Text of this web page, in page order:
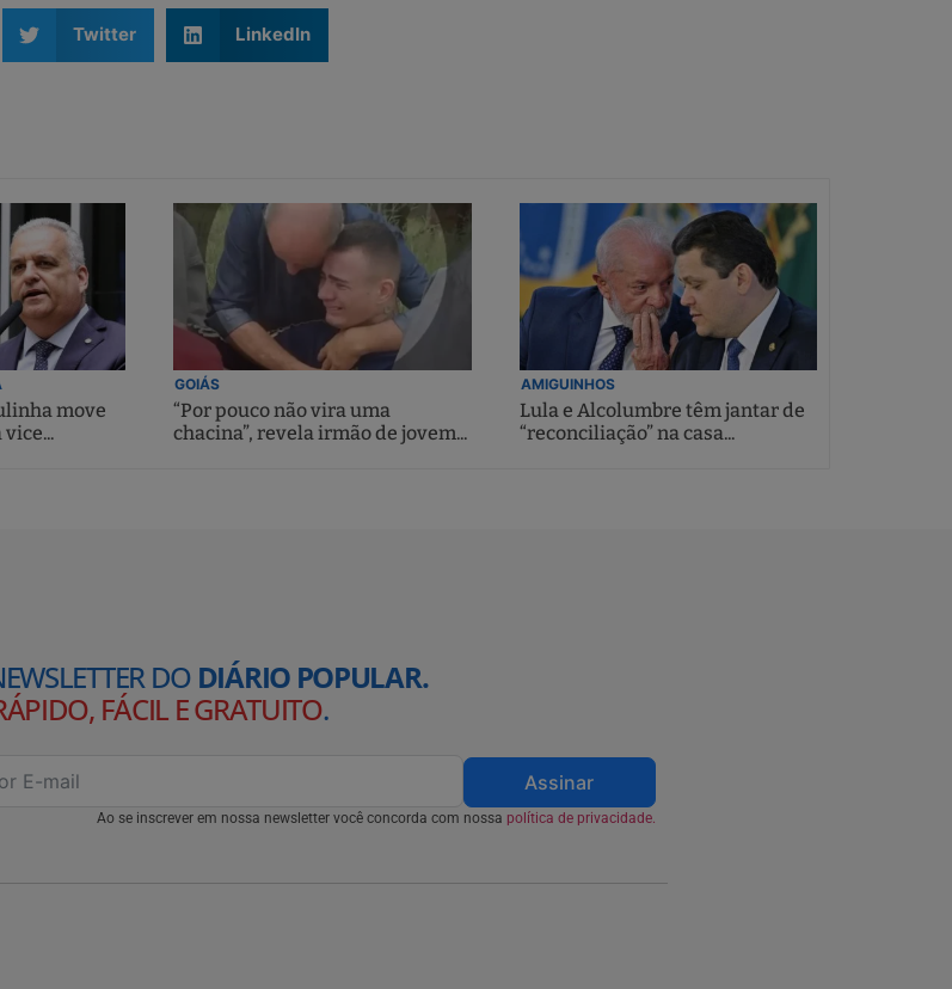
Twitter LinkedIn
move
GOIÁS
“Por pouco não vira uma
chacina”, revela irmão de jovem...
AMIGUINHOS
Lula e Alcolumbre têm jantar de
“reconciliação” na casa...
DO DIÁRIO POPULAR.
FÁCIL E GRATUITO.
Assinar
Ao se inscrever em nossa newsletter você concorda com nossa política de privacidade.